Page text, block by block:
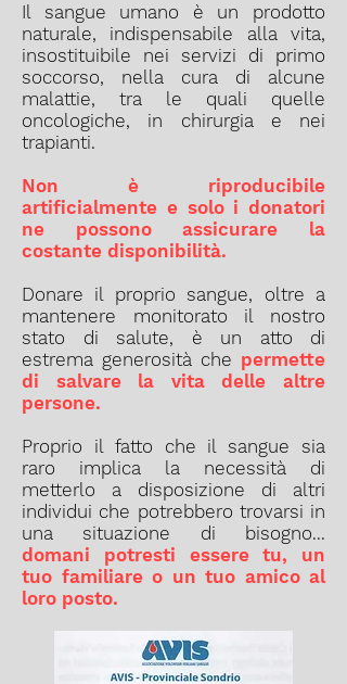
Il sangue umano è un prodotto
naturale, indispensabile alla vita,
insostituibile nei servizi di primo
soccorso, nella cura di alcune
malattie, tra le quali quelle
oncologiche, in chirurgia e nei
trapianti.
Non è riproducibile
artificialmente e solo i donatori
ne possono assicurare la
costante disponibilità.
Donare il proprio sangue, oltre a
mantenere monitorato il nostro
stato di salute, è un atto di
estrema generosità che permette
di salvare la vita delle altre
persone.
Proprio il fatto che il sangue sia
raro implica la necessità di
metterlo a disposizione di altri
individui che potrebbero trovarsi in
una situazione di bisogno...
domani potresti essere tu, un
tuo familiare o un tuo amico al
loro posto.